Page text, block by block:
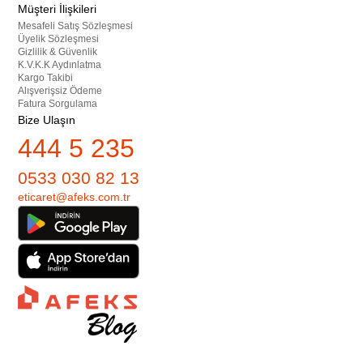
Müşteri İlişkileri
Mesafeli Satış Sözleşmesi
Üyelik Sözleşmesi
Gizlilik & Güvenlik
K.V.K.K Aydınlatma
Kargo Takibi
Alışverişsiz Ödeme
Fatura Sorgulama
Bize Ulaşın
444 5 235
0533 030 82 13
eticaret@afeks.com.tr